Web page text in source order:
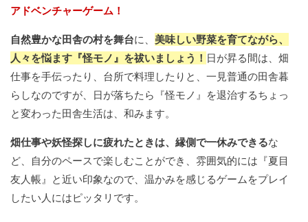
アドベンチャーゲーム！
自然豊かな田舎の村を舞台に、 美味しい野菜を育てながら、
人々を悩ます『怪モノ』を祓いましょう！ 日が昇る間は、畑
仕事を手伝ったり、台所で料理したりと、一見普通の田舎暮
らしなのですが、日が落ちたら『怪モノ』を退治するちょっ
と変わった田舎生活は、和みます。
畑仕事や妖怪探しに疲れたときは、縁側で一休みできるな
ど、自分のペースで楽しむことができ、雰囲気的には『夏目
友人帳』と近い印象なので、温かみを感じるゲームをプレイ
したい人にはピッタリです。